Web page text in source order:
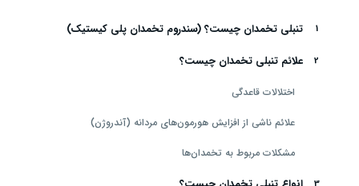
تنبلی تخمدان چیست؟ (سندروم تخمدان پلی کیستیک)
علائم تنبلی تخمدان چیست؟
اختلالات قاعدگی
علائم ناشی از افزایش هورمون‌های مردانه (آندروژن)
مشکلات مربوط به تخمدان‌ها